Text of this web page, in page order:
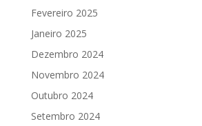
Fevereiro 2025
Janeiro 2025
Dezembro 2024
Novembro 2024
Outubro 2024
Setembro 2024